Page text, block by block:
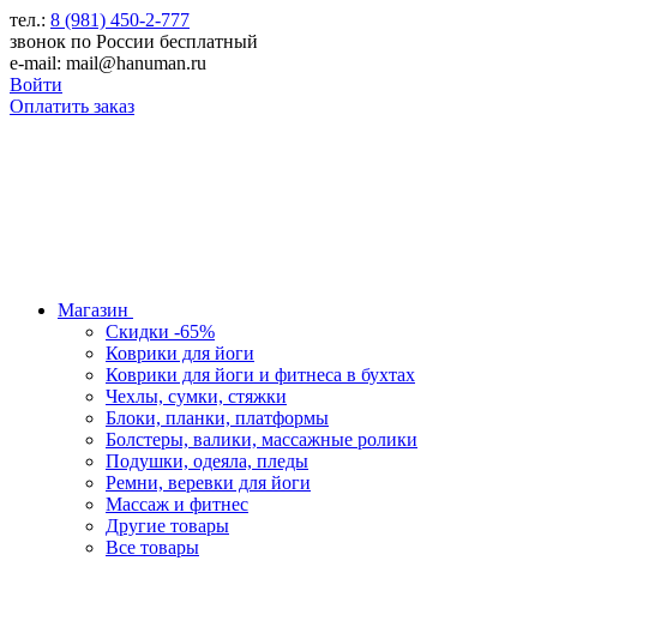
тел.: 8 (981) 450-2-777
звонок по России бесплатный
e-mail: mail@hanuman.ru
Войти
Оплатить заказ
Магазин
Скидки -65%
Коврики для йоги
Коврики для йоги и фитнеса в бухтах
Чехлы, сумки, стяжки
Блоки, планки, платформы
Болстеры, валики, массажные ролики
Подушки, одеяла, пледы
Ремни, веревки для йоги
Массаж и фитнес
Другие товары
Все товары